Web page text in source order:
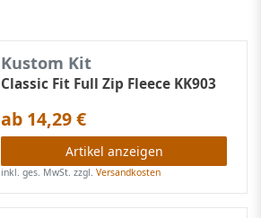
Kustom Kit
Classic Fit Full Zip Fleece KK903
ab 14,29 €
Artikel anzeigen
inkl. ges. MwSt. zzgl.Versandkosten